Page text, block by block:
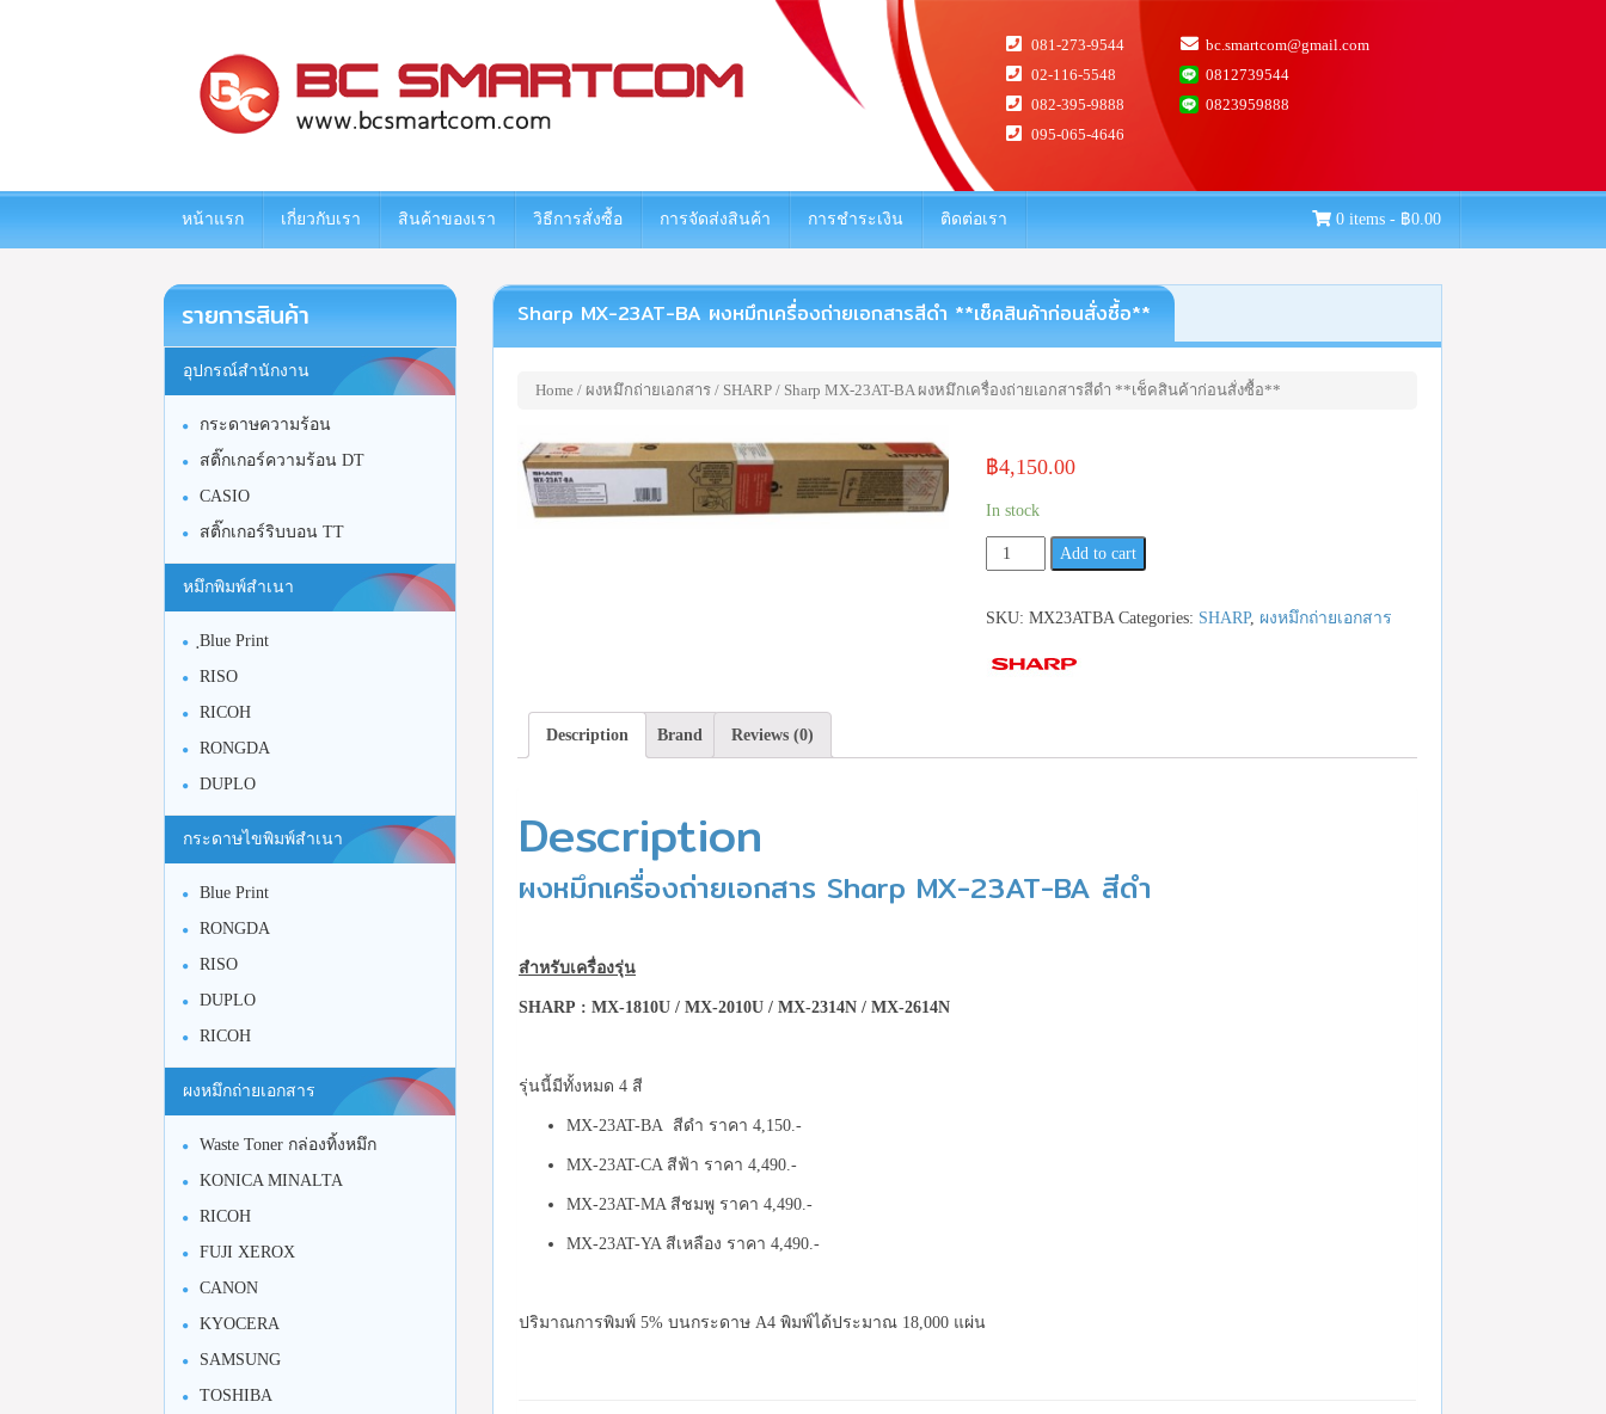
081-273-9544
bc.smartcom@gmail.com
02-116-5548
0812739544
082-395-9888
0823959888
095-065-4646
หน้าแรก เกี่ยวกับเรา สินค้าของเรา วิธีการสั่งซื้อ การจัดส่งสินค้า การชำระเงิน ติดต่อเรา 0 items - ฿0.00
Sharp MX-23AT-BA ผงหมึกเครื่องถ่ายเอกสารสีดำ **เช็คสินค้าก่อนสั่งซื้อ**
Home / ผงหมึกถ่ายเอกสาร / SHARP / Sharp MX-23AT-BA ผงหมึกเครื่องถ่ายเอกสารสีดำ **เช็คสินค้าก่อนสั่งซื้อ**
฿4,150.00
In stock
Sharp
MX-
ผง
ก่อน
Add to cart
SKU: MX23ATBA Categories: SHARP, ผงหมึกถ่ายเอกสาร
Description Brand Reviews (0)
Description
ผงหมึกเครื่องถ่ายเอกสาร Sharp MX-23AT-BA สีดำ
สำหรับเครื่องรุ่น
SHARP : MX-1810U / MX-2010U / MX-2314N / MX-2614N
รุ่นนี้มีทั้งหมด 4 สี
MX-23AT-BA สีดำ ราคา 4,150.-
MX-23AT-CA สีฟ้า ราคา 4,490.-
MX-23AT-MA สีชมพู ราคา 4,490.-
MX-23AT-YA สีเหลือง ราคา 4,490.-
ปริมาณการพิมพ์ 5% บนกระดาษ A4 พิมพ์ได้ประมาณ 18,000 แผ่น
รายการสินค้า
อุปกรณ์สำนักงาน
กระดาษความร้อน
สติ๊กเกอร์ความร้อน DT
CASIO
สติ๊กเกอร์ริบบอน TT
หมึกพิมพ์สำเนา
ฺBlue Print
RISO
RICOH
RONGDA
DUPLO
กระดาษไขพิมพ์สำเนา
Blue Print
RONGDA
RISO
DUPLO
RICOH
ผงหมึกถ่ายเอกสาร
Waste Toner กล่องทิ้งหมึก
KONICA MINALTA
RICOH
FUJI XEROX
CANON
KYOCERA
SAMSUNG
TOSHIBA